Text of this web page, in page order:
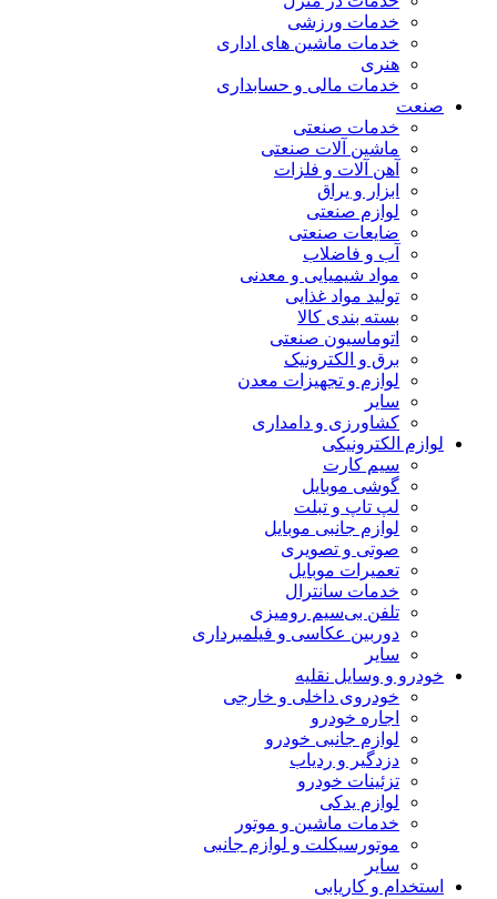
خدمات ورزشی
خدمات ماشین های اداری
هنری
خدمات مالی و حسابداری
صنعت
خدمات صنعتی
ماشین آلات صنعتی
آهن آلات و فلزات
ابزار و یراق
لوازم صنعتی
ضایعات صنعتی
آب و فاضلاب
مواد شیمیایی و معدنی
تولید مواد غذایی
بسته بندی کالا
اتوماسیون صنعتی
برق و الکترونیک
لوازم و تجهیزات معدن
سایر
کشاورزی و دامداری
لوازم الکترونیکی
سیم کارت
گوشی موبایل
لپ تاپ و تبلت
لوازم جانبی موبایل
صوتی و تصویری
تعمیرات موبایل
خدمات سانترال
تلفن بی‌سیم رومیزی
دوربین عکاسی و فیلمبرداری
سایر
خودرو و وسایل نقلیه
خودروی داخلی و خارجی
اجاره خودرو
لوازم جانبی خودرو
دزدگیر و ردیاب
تزئینات خودرو
لوازم یدکی
خدمات ماشین و موتور
موتورسیکلت و لوازم جانبی
سایر
استخدام و کاریابی